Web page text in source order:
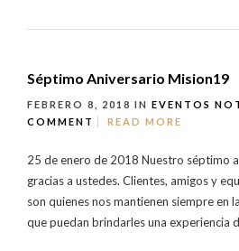
Séptimo Aniversario Mision19
FEBRERO 8, 2018 IN EVENTOS
COMMENT
READ MORE
25 de enero de 2018 Nuestro séptimo
gracias a ustedes. Clientes, amigos y
son quienes nos mantienen siempre en
que puedan brindarles una experiencia